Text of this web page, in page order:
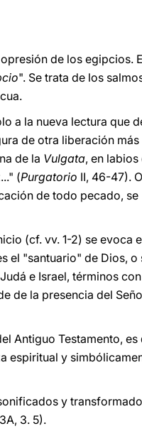
de los egipcios.
". Se trata de los
a la nueva lectura que
de otra liberación más
de la Vulgata, en labios
(Purgatorio II, 46-47).
de todo pecado, se
(cf. vv. 1-2) se evoca
el "santuario" de Dios, o
e Israel, términos
de la presencia del
Antiguo Testamento, es
espiritual y
y
3. 5).